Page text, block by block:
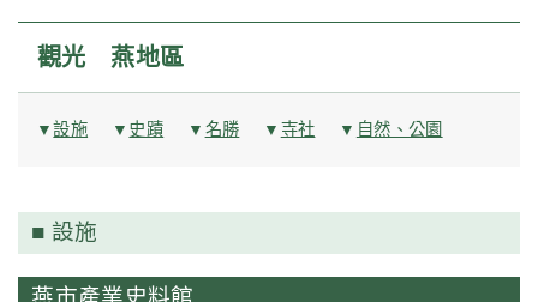
觀光 燕地區
設施 史蹟 名勝 寺社 自然、公園
設施